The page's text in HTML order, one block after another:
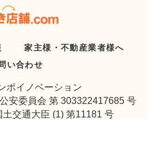
家主様・不動産業者様へ
い合わせ
ポイノベーション
安委員会 第 303322417685 号
土交通大臣 (1) 第11181 号